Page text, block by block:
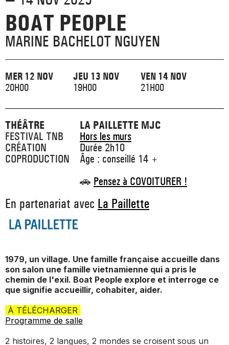
_ LES SALLES
_ ACTION TERRITORIALE
_ ACTION CULTURELLE
_ TNB SOLIDAIRE
_ TNB ÉCO-RESPONSABLE
_ ARCHIVES ET RESSOURCES
_ COPRODUCTIONS
_ RÉSIDENCES D'ARTISTE
_ INTERNATIONAL
_ ACTUALITÉS
_ FORMATION
_ INSERTION PROFESSIONNELLE
_ PROMOTIONS
_ INTERNATIONAL
_ CONTACTS ET INFOS PRATIQUES
_ NOS MÉCÈNES
_ DEVENEZ MÉCÈNE
_ RENCONTRER
_ PROFITER
_ MARCHÉS
_ EMPLOIS / STAGES
>
>
>
BOAT PEOPLE
MARINE BACHELOT NGUYEN
MER 12 NOV
20H00
JEU 13 NOV
19H00
VEN 14 NOV
21H00
THÉÂTRE
FESTIVAL TNB
CRÉATION
COPRODUCTION
LA PAILLETTE MJC
Hors les murs
Durée 2h10
Âge : conseillé 14 +
🚗 Pensez à COVOITURER !
En partenariat avec La Paillette
1979, un village. Une famille française accueille dans
son salon une famille vietnamienne qui a pris le
chemin de l'exil. Boat People explore et interroge ce
que signifie accueillir, cohabiter, aider.
À TÉLÉCHARGER
Programme de salle
2 histoires, 2 langues, 2 mondes se croisent sous un